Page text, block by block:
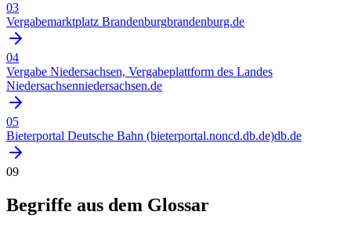
03
Vergabemarktplatz Brandenburgbrandenburg.de
04
Vergabe Niedersachsen, Vergabeplattform des Landes
Niedersachsenniedersachsen.de
05
Bieterportal Deutsche Bahn (bieterportal.noncd.db.de)db.de
09
Begriffe aus dem Glossar